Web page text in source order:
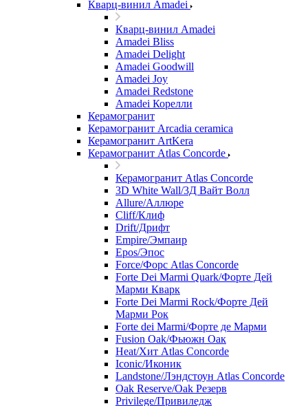
Кварц-винил Amadei
Кварц-винил Amadei
Amadei Bliss
Amadei Delight
Amadei Goodwill
Amadei Joy
Amadei Redstone
Amadei Корелли
Керамогранит
Керамогранит Arcadia ceramica
Керамогранит ArtKera
Керамогранит Atlas Concorde
Керамогранит Atlas Concorde
3D White Wall/3Д Вайт Волл
Allure/Аллюрe
Cliff/Клиф
Drift/Дрифт
Empire/Эмпаир
Epos/Эпос
Force/Фoрс Atlas Concorde
Forte Dei Marmi Quark/Форте Дей
Марми Кварк
Forte Dei Marmi Rock/Форте Дей
Марми Рок
Forte dei Marmi/Форте де Марми
Fusion Oak/Фьюжн Оак
Heat/Xит Atlas Concorde
Iconic/Иконик
Landstone/Лэндстоун Atlas Concorde
Oak Reserve/Оak Резepв
Privilege/Привиледж